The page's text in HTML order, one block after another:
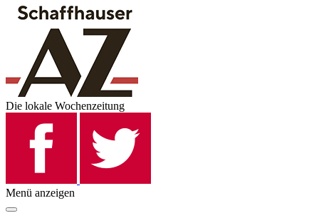
Die lokale Wochenzeitung
Menü anzeigen